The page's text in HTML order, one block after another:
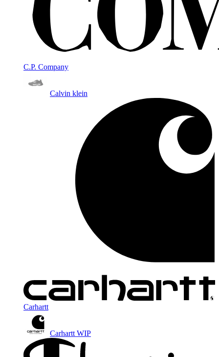
C.P. Company
Calvin klein
Carhartt
Carhartt WIP